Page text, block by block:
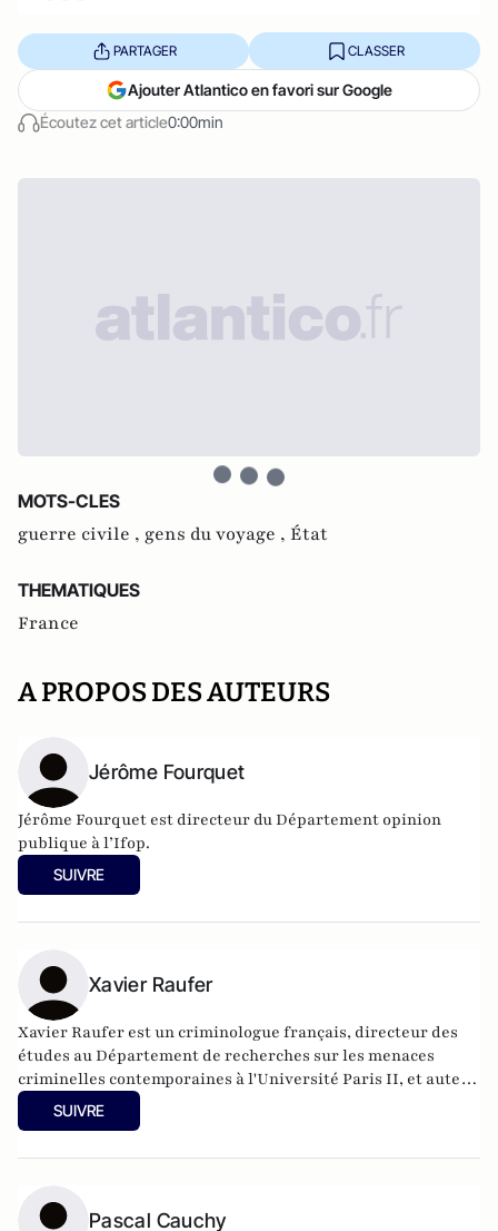
Écoutez cet article0:00min
PARTAGER CLASSER
Ajouter Atlantico en favori sur Google
MOTS-CLES
guerre civile , gens du voyage , État
THEMATIQUES
France
A PROPOS DES AUTEURS
Jérôme Fourquet
Jérôme Fourquet est directeur du Département opinion
publique à l’Ifop.
SUIVRE
Xavier Raufer
Xavier Raufer est un criminologue français, directeur des
études au Département de recherches sur les menaces
criminelles contemporaines à l'Université Paris II, et auteur
de nombreux ouvrages sur le sujet. Dernier en date:
criminalité organisée dans le chaos mondial : mafias,
SUIVRE
Pascal Cauchy